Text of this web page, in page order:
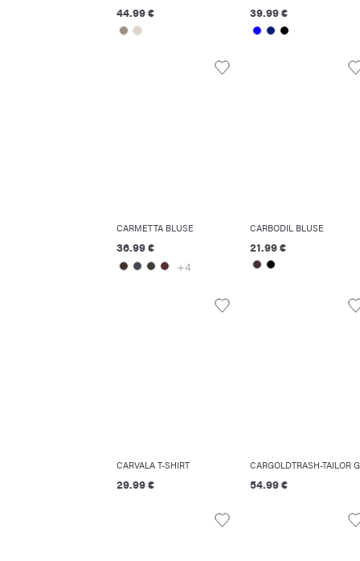
44.99 € 39.99 €
CARMETTA BLUSE
36.99 €
+4
CARBODIL BLUSE
21.99 €
CARVALA T-SHIRT
29.99 € 54.99 €